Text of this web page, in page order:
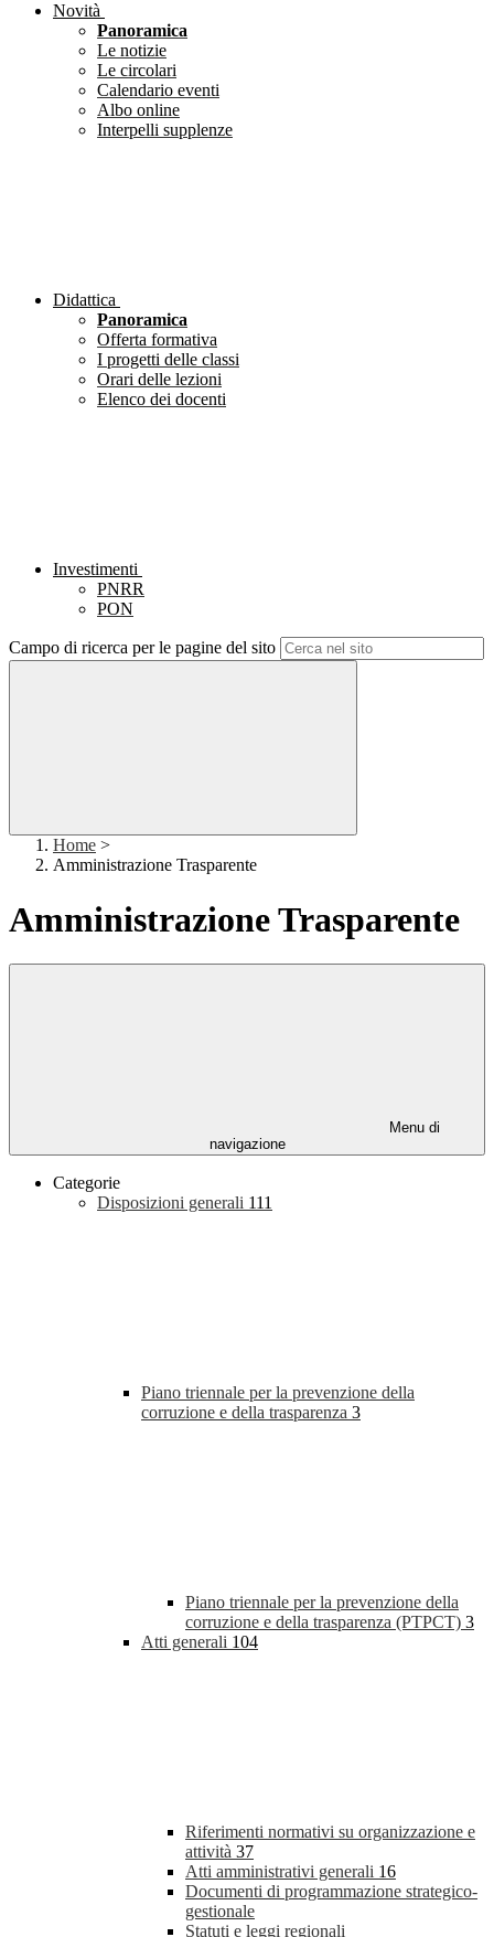
Novità
Panoramica
Le notizie
Le circolari
Calendario eventi
Albo online
Interpelli supplenze
Didattica
Panoramica
Offerta formativa
I progetti delle classi
Orari delle lezioni
Elenco dei docenti
Investimenti
PNRR
PON
Campo di ricerca per le pagine del sito
Home >
Amministrazione Trasparente
Amministrazione Trasparente
Menu di
navigazione
Categorie
Disposizioni generali 111
Piano triennale per la prevenzione della
corruzione e della trasparenza 3
Piano triennale per la prevenzione della
corruzione e della trasparenza (PTPCT) 3
Atti generali 104
Riferimenti normativi su organizzazione e
attività 37
Atti amministrativi generali 16
Documenti di programmazione strategico-
gestionale
Statuti e leggi regionali